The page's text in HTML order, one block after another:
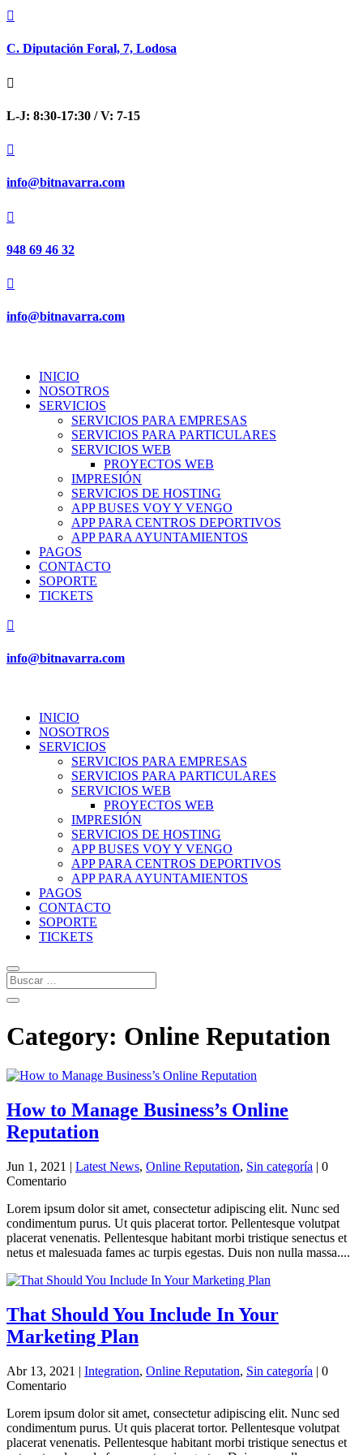

C. Diputación Foral, 7, Lodosa

L-J: 8:30-17:30 / V: 7-15

info@bitnavarra.com

948 69 46 32

info@bitnavarra.com
INICIO
NOSOTROS
SERVICIOS
SERVICIOS PARA EMPRESAS
SERVICIOS PARA PARTICULARES
SERVICIOS WEB
PROYECTOS WEB
IMPRESIÓN
SERVICIOS DE HOSTING
APP BUSES VOY Y VENGO
APP PARA CENTROS DEPORTIVOS
APP PARA AYUNTAMIENTOS
PAGOS
CONTACTO
SOPORTE
TICKETS

info@bitnavarra.com
INICIO
NOSOTROS
SERVICIOS
SERVICIOS PARA EMPRESAS
SERVICIOS PARA PARTICULARES
SERVICIOS WEB
PROYECTOS WEB
IMPRESIÓN
SERVICIOS DE HOSTING
APP BUSES VOY Y VENGO
APP PARA CENTROS DEPORTIVOS
APP PARA AYUNTAMIENTOS
PAGOS
CONTACTO
SOPORTE
TICKETS
Category: Online Reputation
How to Manage Business’s Online
Reputation
Jun 1, 2021 | Latest News, Online Reputation, Sin categoría | 0
Comentario
Lorem ipsum dolor sit amet, consectetur adipiscing elit. Nunc sed
condimentum purus. Ut quis placerat tortor. Pellentesque volutpat
placerat venenatis. Pellentesque habitant morbi tristique senectus et
netus et malesuada fames ac turpis egestas. Duis non nulla massa....
That Should You Include In Your
Marketing Plan
Abr 13, 2021 | Integration, Online Reputation, Sin categoría | 0
Comentario
Lorem ipsum dolor sit amet, consectetur adipiscing elit. Nunc sed
condimentum purus. Ut quis placerat tortor. Pellentesque volutpat
placerat venenatis. Pellentesque habitant morbi tristique senectus et